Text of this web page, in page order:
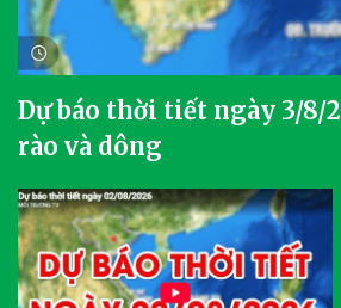
Dự báo thời tiết ngày 3/8/
rào và dông